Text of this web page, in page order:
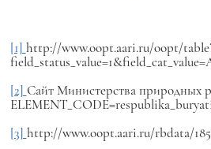
[1] http://www.oopt.aari.ru/oopt/
[2] Сайт Министерства природных
[3] http://www.oopt.aari.ru/rbdata/